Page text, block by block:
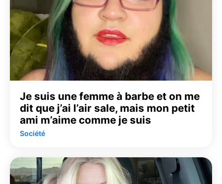
Je suis une femme à barbe et on me
dit que j’ai l’air sale, mais mon petit
ami m’aime comme je suis
Société